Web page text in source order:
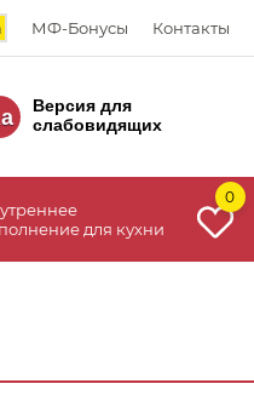
МФ-Бонусы Контакты
Версия для
слабовидящих
для кухни
0